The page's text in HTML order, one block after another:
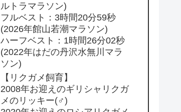
ルトラマラソン)
フルベスト：3時間20分59秒
(2026年館山若潮マラソン)
ハーフベスト：1時間26分02秒
(2022年はだの丹沢水無川マラ
ソン)
【リクガメ飼育】
2008年お迎えのギリシャリクガ
メのリッキー(♂)